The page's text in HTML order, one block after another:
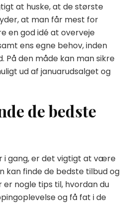
at huske, at de største
at man får mest for
en god idé at overveje
ens egne behov, inden
På den måde kan man sikre
ud af januarudsalget og
de bedste
i gang, er det vigtigt at være
kan finde de bedste tilbud og
nogle tips til, hvordan du
og få fat i de